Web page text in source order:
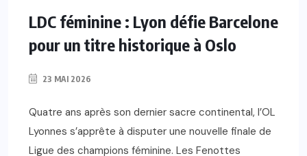
LDC féminine : Lyon défie Barcelone
pour un titre historique à Oslo
23 MAI 2026
Quatre ans après son dernier sacre continental, l’OL
Lyonnes s’apprête à disputer une nouvelle finale de
Ligue des champions féminine. Les Fenottes